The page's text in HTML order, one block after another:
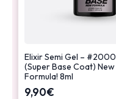
Elixir Semi Gel – #2000
(Super Base Coat) New
Formula! 8ml
9,90€